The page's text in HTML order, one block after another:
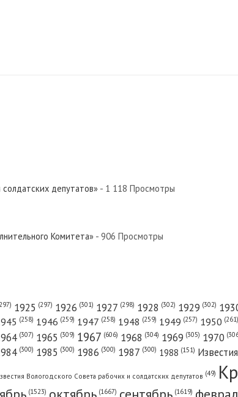
депутатов» - 1 118 Просмотры
Комитета» - 906 Просмотры
1925 (297) 1926 (301) 1927 (298) 1928 (302) 1929 (302)
(258) 1946 (259) 1947 (258) 1948 (259) 1949 (257) 1950 (261)
(307) 1965 (309) 1967 (606) 1968 (304) 1969 (305) 1970
(300) 1985 (300) 1986 (300) 1987 (300) 1988 (151)
Вологодского Совета рабочих и солдатских депутатов (49)
(1523) (1667) (1619)